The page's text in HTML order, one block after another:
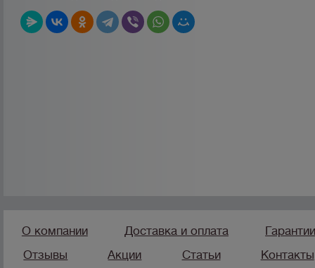
О компании Доставка и оплата
Отзывы
Акции Статьи Контакты